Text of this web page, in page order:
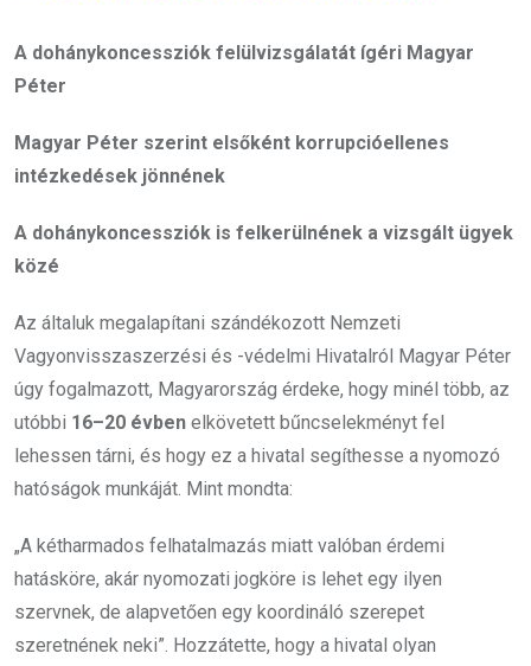
A dohánykoncessziók felülvizsgálatát ígéri Magyar
Péter
Magyar Péter szerint elsőként korrupcióellenes
intézkedések jönnének
A dohánykoncessziók is felkerülnének a vizsgált ügyek
közé
Az általuk megalapítani szándékozott Nemzeti
Vagyonvisszaszerzési és -védelmi Hivatalról Magyar Péter
úgy fogalmazott, Magyarország érdeke, hogy minél több, az
utóbbi 16–20 évben elkövetett bűncselekményt fel
lehessen tárni, és hogy ez a hivatal segíthesse a nyomozó
hatóságok munkáját. Mint mondta:
„A kétharmados felhatalmazás miatt valóban érdemi
hatásköre, akár nyomozati jogköre is lehet egy ilyen
szervnek, de alapvetően egy koordináló szerepet
szeretnének neki”. Hozzátette, hogy a hivatal olyan